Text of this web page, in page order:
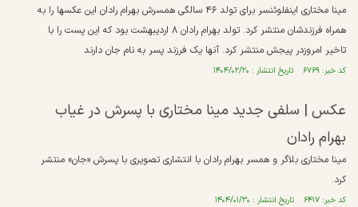
مینا مختاری اینفلوئنسر برای تولد ۴۶ سالگی همسرش بهرام رادان این عکسها را به
همراه فرزندشان منتشر کرد. تولد بهرام رادان ۸ اردیبهشت بود که این پست را با
تاخیر امروزدر پیجش منتشر کرد. آنها یک فرزند پسر به نام جان دارند
کد خبر: ۶۷۶۹ تاریخ انتشار : ۱۴۰۴/۰۲/۲۰
عکس | سلفی جدید مینا مختاری با پسرش در غیاب
بهرام رادان
مینا مختاری بلاگر و همسر بهرام رادان با انتشاری تصویری با پسرش «جان» منتشر
کرد.
کد خبر: ۶۴۱۷ تاریخ انتشار : ۱۴۰۴/۰۱/۳۰